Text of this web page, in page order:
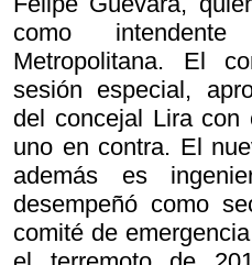
como
Metropolitana. El
sesión especial,
del concejal Lira
uno en contra. El
además es
desempeñó como
comité de